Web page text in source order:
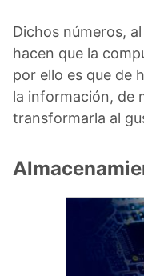
Dichos números,
hacen que la
por ello es que de
la información, de
transformarla al